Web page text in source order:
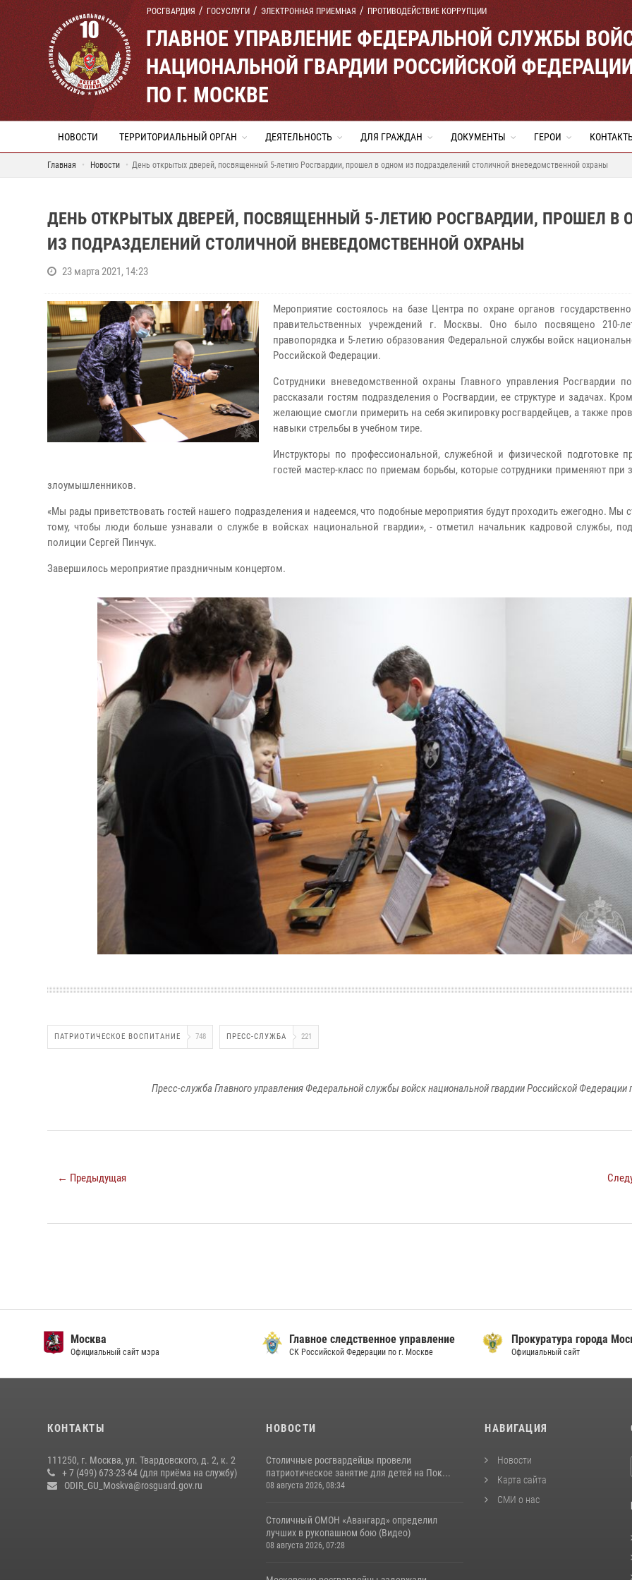
РОСГВАРДИЯ ГОСУСЛУГИ ЭЛЕКТРОННАЯ ПРИЕМНАЯ ПРОТИВОДЕЙСТВИЕ КОРРУПЦИИ
ГЛАВНОЕ УПРАВЛЕНИЕ ФЕДЕРАЛЬНОЙ СЛУЖБЫ
НАЦИОНАЛЬНОЙ ГВАРДИИ РОССИЙСКОЙ
ПО Г. МОСКВЕ
НОВОСТИ ТЕРРИТОРИАЛЬНЫЙ ОРГАН ДЕЯТЕЛЬНОСТЬ ДЛЯ ГРАЖДАН ДОКУМЕНТЫ ГЕРОИ
Главная Новости День открытых дверей, посвященный 5-летию Росгвардии, прошел в одном из подразделений столичной вневедомственной охраны
ДЕНЬ ОТКРЫТЫХ ДВЕРЕЙ, ПОСВЯЩЕННЫЙ 5-ЛЕТИЮ РОСГВАРДИИ, ПРОШЕЛ В
ИЗ ПОДРАЗДЕЛЕНИЙ СТОЛИЧНОЙ ВНЕВЕДОМСТВЕННОЙ ОХРАНЫ
23 марта 2021, 14:23
Мероприятие состоялось на базе Центра по охране органов
правительственных учреждений г. Москвы. Оно было посвящено 210-
правопорядка и 5-летию образования Федеральной службы войск
Российской Федерации.
Сотрудники вневедомственной охраны Главного управления Росгвардии
рассказали гостям подразделения о Росгвардии, ее структуре и задачах.
желающие смогли примерить на себя экипировку росгвардейцев, а также
навыки стрельбы в учебном тире.
Инструкторы по профессиональной, служебной и физической подготовке
гостей мастер-класс по приемам борьбы, которые сотрудники применяют при
злоумышленников.
«Мы рады приветствовать гостей нашего подразделения и надеемся, что подобные мероприятия будут проходить ежегодно. Мы
тому, чтобы люди больше узнавали о службе в войсках национальной гвардии», - отметил начальник кадровой службы,
полиции Сергей Пинчук.
Завершилось мероприятие праздничным концертом.
ПАТРИОТИЧЕСКОЕ ВОСПИТАНИЕ 748 ПРЕСС-СЛУЖБА 221
Пресс-служба Главного управления Федеральной службы войск национальной гвардии Российской Федерации
← Предыдущая
Москва
Официальный сайт мэра
Главное следственное управление
СК Российской Федерации по г. Москве
Прокуратура города
Официальный сайт
КОНТАКТЫ
111250, г. Москва, ул. Твардовского, д. 2, к. 2
+ 7 (499) 673-23-64 (для приёма на службу)
ODIR_GU_Moskva@rosguard.gov.ru
НОВОСТИ
Столичные росгвардейцы провели
патриотическое занятие для детей на Пок...
08 августа 2026, 08:34
Столичный ОМОН «Авангард» определил
лучших в рукопашном бою (Видео)
08 августа 2026, 07:28
НАВИГАЦИЯ
Новости
Карта сайта
СМИ о нас